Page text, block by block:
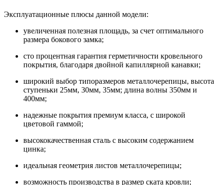
Эксплуатационные плюсы данной модели:
увеличенная полезная площадь, за счет оптимального
размера бокового замка;
сто процентная гарантия герметичности кровельного
покрытия, благодаря двойной капиллярной канавки;
широкий выбор типоразмеров металлочерепицы, высота
ступеньки 25мм, 30мм, 35мм; длина волны 350мм и
400мм;
надежные покрытия премиум класса, с широкой
цветовой гаммой;
высококачественная сталь с высоким содержанием
цинка;
идеальная геометрия листов металлочерепицы;
возможность производства в размер ската кровли;